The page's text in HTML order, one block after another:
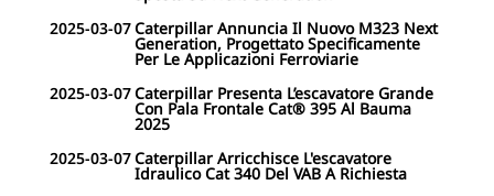
2025-03-07Caterpillar Annuncia Il Nuovo M323 Next
Generation, Progettato Specificamente
Per Le Applicazioni Ferroviarie
2025-03-07Caterpillar Presenta L’escavatore Grande
Con Pala Frontale Cat® 395 Al Bauma
2025
2025-03-07Caterpillar Arricchisce L'escavatore
Idraulico Cat 340 Del VAB A Richiesta